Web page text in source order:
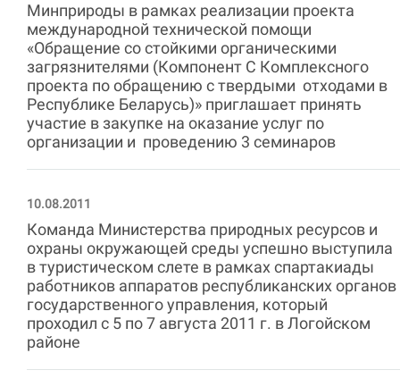
Минприроды в рамках реализации проекта
международной технической помощи
«Обращение со стойкими органическими
загрязнителями (Компонент С Комплексного
проекта по обращению с твердыми отходами в
Республике Беларусь)» приглашает принять
участие в закупке на оказание услуг по
организации и проведению 3 семинаров
10.08.2011
Команда Министерства природных ресурсов и
охраны окружающей среды успешно выступила
в туристическом слете в рамках спартакиады
работников аппаратов республиканских органов
государственного управления, который
проходил с 5 по 7 августа 2011 г. в Логойском
районе